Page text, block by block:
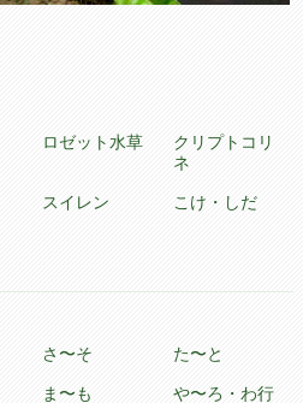
ロゼット水草
クリプトコリ
ネ
スイレン こけ・しだ
さ〜そ た〜と
ま〜も や〜ろ・わ行